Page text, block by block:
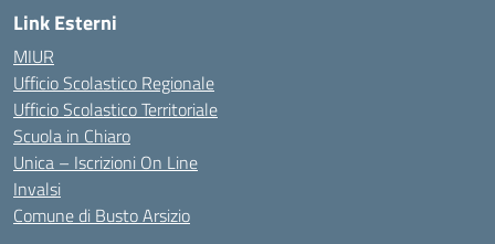
Link Esterni
MIUR
Ufficio Scolastico Regionale
Ufficio Scolastico Territoriale
Scuola in Chiaro
Unica – Iscrizioni On Line
Invalsi
Comune di Busto Arsizio